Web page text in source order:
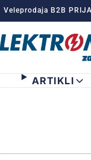
Veleprodaja B2B
ARTIKLI